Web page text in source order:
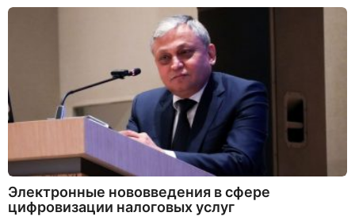
Электронные нововведения в сфере
цифровизации налоговых услуг